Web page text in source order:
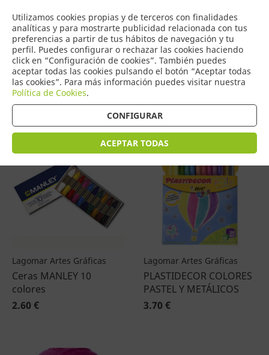
Utilizamos cookies propias y de terceros con finalidades
analíticas y para mostrarte publicidad relacionada con tus
preferencias a partir de tus hábitos de navegación y tu
perfil. Puedes configurar o rechazar las cookies haciendo
click en “Configuración de cookies”. También puedes
aceptar todas las cookies pulsando el botón “Aceptar todas
las cookies”. Para más información puedes visitar nuestra
Política de Cookies.
CONFIGURAR
ACEPTAR TODAS
0
COMERCIO
DE TORRIJOS
Productos (4601)
Ordenar por precio
Lagomar Artes Gráficas
Ceras MANLEY 10
colores
2.60 €
Lagomar Artes Gráficas
PLASTIDECOR COLORES
PASTEL Y METÁLICOS
3.70 €